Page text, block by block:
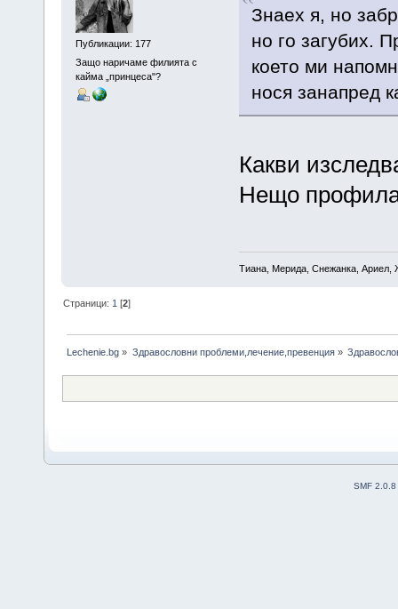
Публикации: 177
Защо наричаме филията с
кайма „принцеса"?
Знаех я, но
но го загубих.
което ми
нося занапред
Какви
Нещо
Тиана, Мерида, Снежанка,
Страници: 1 [2]
Lechenie.bg » Здравословни проблеми,лечение,превенция»
SMF 2.0.8